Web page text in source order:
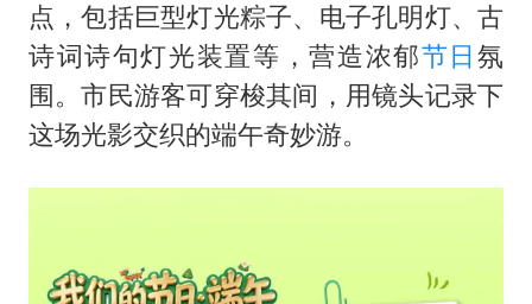
点，包括巨型灯光粽子、电子孔明灯、古
诗词诗句灯光装置等，营造浓郁节日氛
围。市民游客可穿梭其间，用镜头记录下
这场光影交织的端午奇妙游。